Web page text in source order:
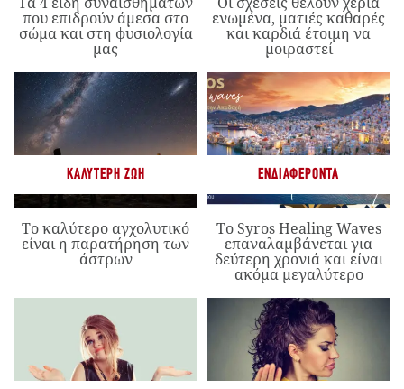
που επιδρούν άμεσα στο
σώμα και στη φυσιολογία
μας
ενωμένα, ματιές καθαρές
και καρδιά έτοιμη να
μοιραστεί
ΚΑΛΎΤΕΡΗ ΖΩΉ
Το καλύτερο αγχολυτικό
είναι η παρατήρηση των
άστρων
ΕΝΔΙΑΦΈΡΟΝΤΑ
Το Syros Healing Waves
επαναλαμβάνεται για
δεύτερη χρονιά και είναι
ακόμα μεγαλύτερο